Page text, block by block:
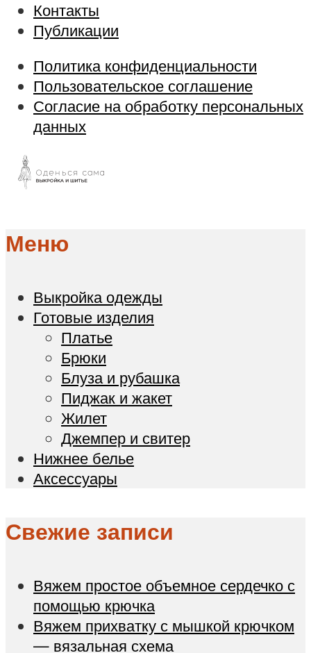
Контакты
Публикации
Политика конфиденциальности
Пользовательское соглашение
Согласие на обработку персональных
данных
Меню
Выкройка одежды
Готовые изделия
Платье
Брюки
Блуза и рубашка
Пиджак и жакет
Жилет
Джемпер и свитер
Нижнее белье
Аксессуары
Свежие записи
Вяжем простое объемное сердечко с
помощью крючка
Вяжем прихватку с мышкой крючком
— вязальная схема